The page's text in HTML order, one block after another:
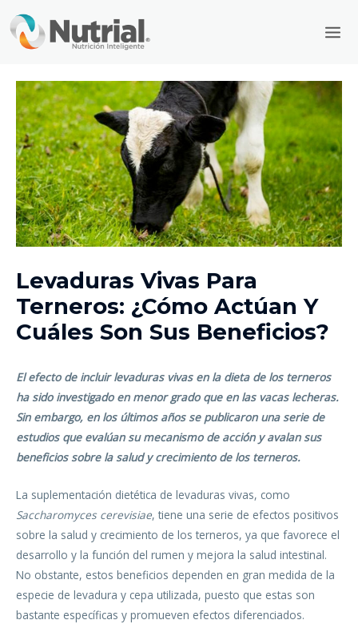
contenido
Levaduras Vivas Para
Terneros: ¿Cómo Actúan Y
Cuáles Son Sus Beneficios?
El efecto de incluir levaduras vivas en la dieta de los terneros
ha sido investigado en menor grado que en las vacas lecheras.
Sin embargo, en los últimos años se publicaron una serie de
estudios que evalúan su mecanismo de acción y avalan sus
beneficios sobre la salud y crecimiento de los terneros.
La suplementación dietética de levaduras vivas, como
Saccharomyces cerevisiae, tiene una serie de efectos positivos
sobre la salud y crecimiento de los terneros, ya que favorece el
desarrollo y la función del rumen y mejora la salud intestinal.
No obstante, estos beneficios dependen en gran medida de la
especie de levadura y cepa utilizada, puesto que estas son
bastante específicas y promueven efectos diferenciados.